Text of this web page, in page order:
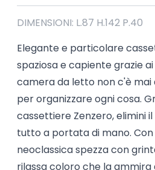
DIMENSIONI: L.87 H.142 P.40
Elegante e particolare
spaziosa e capiente grazie
camera da letto non c'è mai
per organizzare ogni cosa.
cassettiere Zenzero, elimini
tutto a portata di mano. Con
neoclassica spezza con
rilassa coloro che la ammira